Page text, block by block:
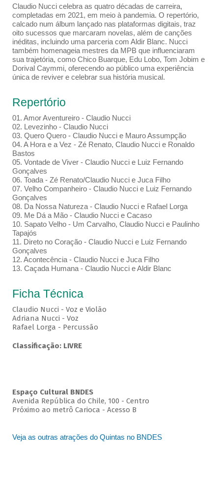
Claudio Nucci celebra as quatro décadas de carreira,
completadas em 2021, em meio à pandemia. O repertório,
calcado num álbum lançado nas plataformas digitais, traz
oito sucessos que marcaram novelas, além de canções
inéditas, incluindo uma parceria com Aldir Blanc. Nucci
também homenageia mestres da MPB que influenciaram
sua trajetória, como Chico Buarque, Edu Lobo, Tom Jobim e
Dorival Caymmi, oferecendo ao público uma experiência
única de reviver e celebrar sua história musical.
Repertório
01. Amor Aventureiro - Claudio Nucci
02. Levezinho - Claudio Nucci
03. Quero Quero - Claudio Nucci e Mauro Assumpção
04. A Hora e a Vez - Zé Renato, Claudio Nucci e Ronaldo
Bastos
05. Vontade de Viver - Claudio Nucci e Luiz Fernando
Gonçalves
06. Toada - Zé Renato/Claudio Nucci e Juca Filho
07. Velho Companheiro - Claudio Nucci e Luiz Fernando
Gonçalves
08. Da Nossa Natureza - Claudio Nucci e Rafael Lorga
09. Me Dá a Mão - Claudio Nucci e Cacaso
10. Sapato Velho - Um Carvalho, Claudio Nucci e Paulinho
Tapajós
11. Direto no Coração - Claudio Nucci e Luiz Fernando
Gonçalves
12. Acontecência - Claudio Nucci e Juca Filho
13. Caçada Humana - Claudio Nucci e Aldir Blanc
Ficha Técnica
Claudio Nucci - Voz e Violão
Adriana Nucci - Voz
Rafael Lorga - Percussão
Classificação: LIVRE
Espaço Cultural BNDES
Avenida República do Chile, 100 - Centro
Próximo ao metrô Carioca - Acesso B
Veja as outras atrações do Quintas no BNDES